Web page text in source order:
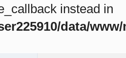
instead in
data/